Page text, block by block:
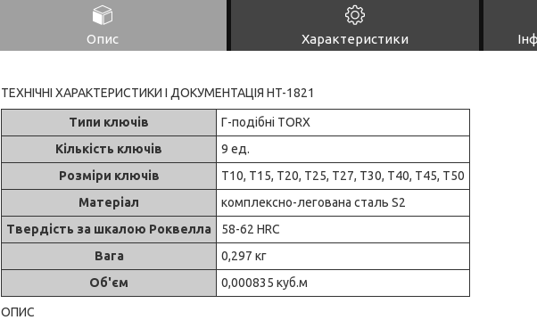
Опис Характеристики
ТЕХНІЧНІ ХАРАКТЕРИСТИКИ І ДОКУМЕНТАЦІЯ HT-1821
Типи ключів
Г-подібні TORX
Кількість ключів
9 ед.
Розміри ключів
T10, T15, T20, T25, T27, T30, T40, T45, T50
Матеріал
комплексно-легована сталь S2
Твердість за шкалою Роквелла
58-62 HRC
Вага
0,297 кг
Об'єм
0,000835 куб.м
ОПИС